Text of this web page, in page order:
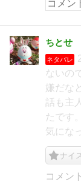
ちとせ
ネタバレ
ないの
嫌だな
話も主
たです
気にな
ナイ
コメン